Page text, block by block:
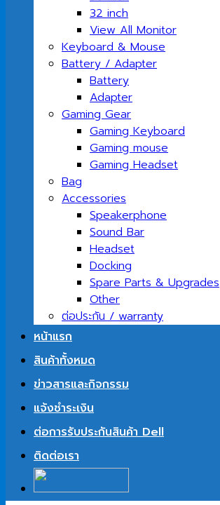
32 inch
View All Monitor
Keyboard & Mouse
Battery / Adapter
Battery
Adapter
Gaming Gear
Gaming Keyboard
Gaming mouse
Gaming Headset
Bag
Accessories
Speakerphone
Sound Bar
Headset
Docking
Spare Parts & Upgrades
Other
ต่อประกัน / warranty
หน้าแรก
สินค้าทั้งหมด
ข่าวสารและกิจกรรม
แจ้งชำระเงิน
ต่อการรับประกันสินค้า Dell
ติดต่อเรา